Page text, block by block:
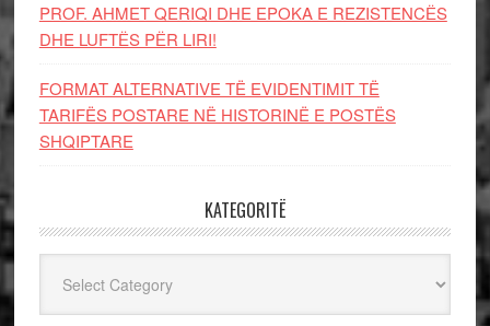
PROF. AHMET QERIQI DHE EPOKA E REZISTENCЁS
DHE LUFTЁS PЁR LIRI!
FORMAT ALTERNATIVE TË EVIDENTIMIT TË
TARIFËS POSTARE NË HISTORINË E POSTËS
SHQIPTARE
KATEGORITË